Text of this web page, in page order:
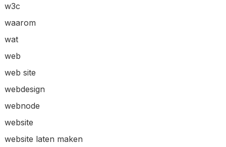
w3c
waarom
wat
web
web site
webdesign
webnode
website
website laten maken